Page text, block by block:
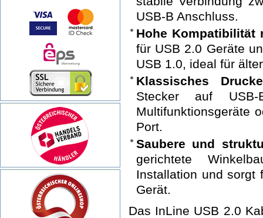
USB-B Anschluss.
Hohe Kompatibilität
für USB 2.0 Geräte
USB 1.0, ideal für
Klassisches
Stecker auf
Multifunktionsgeräte
Port.
Saubere und
gerichtete
Installation und sorgt
Gerät.
Das InLine USB 2.0